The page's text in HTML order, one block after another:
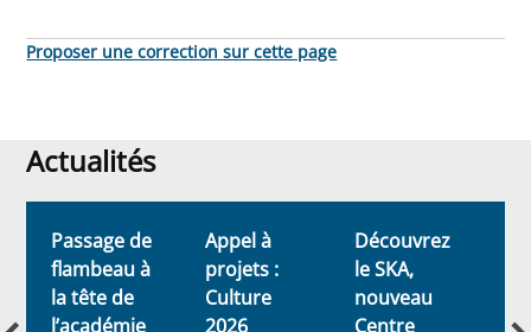
Proposer une correction sur cette page
Actualités
Actualités
Passage de
flambeau à
la tête de
l’académie
Appel à
projets :
Culture
2026
Découvrez
le SKA,
nouveau
Centre